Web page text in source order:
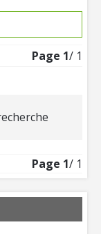
Page 1/ 1
Page 1/ 1